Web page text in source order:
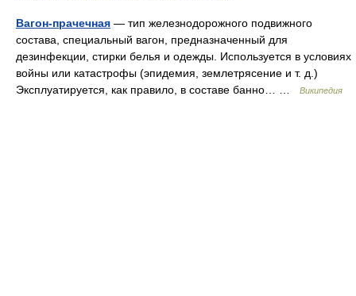
Вагон-прачечная — тип железнодорожного подвижного
состава, специальный вагон, предназначенный для
дезинфекции, стирки белья и одежды. Используется в условиях
войны или катастрофы (эпидемия, землетрясение и т. д.)
Эксплуатируется, как правило, в составе банно… …
Википедия